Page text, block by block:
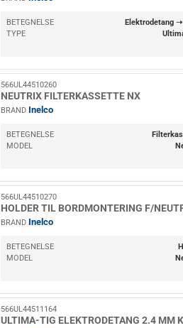
BETEGNELSE
Elektrodetang ➝
TYPE
566UL44510260
NEUTRIX FILTERKASSETTE NX
BRAND Inelco
BETEGNELSE
MODEL
566UL44510270
HOLDER TIL BORDMONTERING F/
BRAND Inelco
BETEGNELSE
MODEL
566UL44511164
ULTIMA-TIG ELEKTRODETANG 2.4 MM